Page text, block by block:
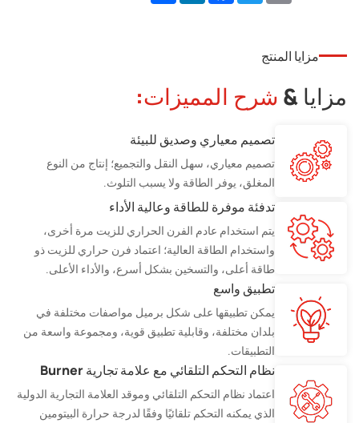
مزايا المنتج
مزايا & شرح المميزات:
تصميم معياري وصديق للبيئة
تصميم معياري، سهل النقل والتجميع؛ إنتاج من النوع
المغلق، يوفر الطاقة ولا يسبب التلوث.
تدفئة موفرة للطاقة وعالية الأداء
يتم استخدام عادم الفرن الحراري للزيت مرة أخرى،
واستخدام الطاقة العالية؛ اعتماد فرن حراري للزيت ذو
طاقة أعلى، والتسخين بشكل أسرع، والأداء الأعلى.
تطبيق واسع
يمكن تطبيقها على شكل برميل مواصفات مختلفة في
بلدان مختلفة، وقابلية تطبيق قوية، ومجموعة واسعة من
التطبيقات.
نظام التحكم التلقائي مع علامة تجارية Burner
اعتماد نظام التحكم التلقائي وموقد العلامة التجارية الدولية
الذي يمكنه التحكم تلقائيًا وفقًا لدرجة حرارة البيتومين